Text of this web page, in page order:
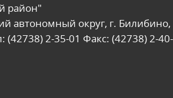
район"
автономный округ, г. Билибино,
(42738) 2-35-01 Факс: (42738) 2-